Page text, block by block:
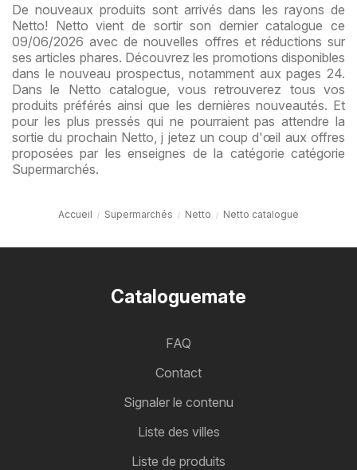
De nouveaux produits sont arrivés dans les rayons de
Netto! Netto vient de sortir son dernier catalogue ce
09/06/2026 avec de nouvelles offres et réductions sur
ses articles phares. Découvrez les promotions disponibles
dans le nouveau prospectus, notamment aux pages 24.
Dans le Netto catalogue, vous retrouverez tous vos
produits préférés ainsi que les dernières nouveautés. Et
pour les plus pressés qui ne pourraient pas attendre la
sortie du prochain Netto, j jetez un coup d'œil aux offres
proposées par les enseignes de la catégorie catégorie
Supermarchés.
Accueil Supermarchés Netto Netto catalogue
Cataloguemate
FAQ
Contact
Signaler le contenu
Liste des villes
Liste de produits